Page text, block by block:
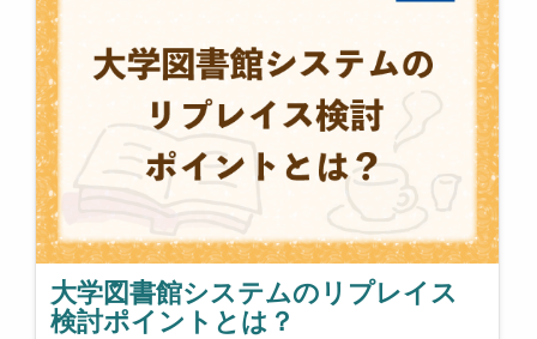
大学図書館システムのリプレイス
検討ポイントとは？